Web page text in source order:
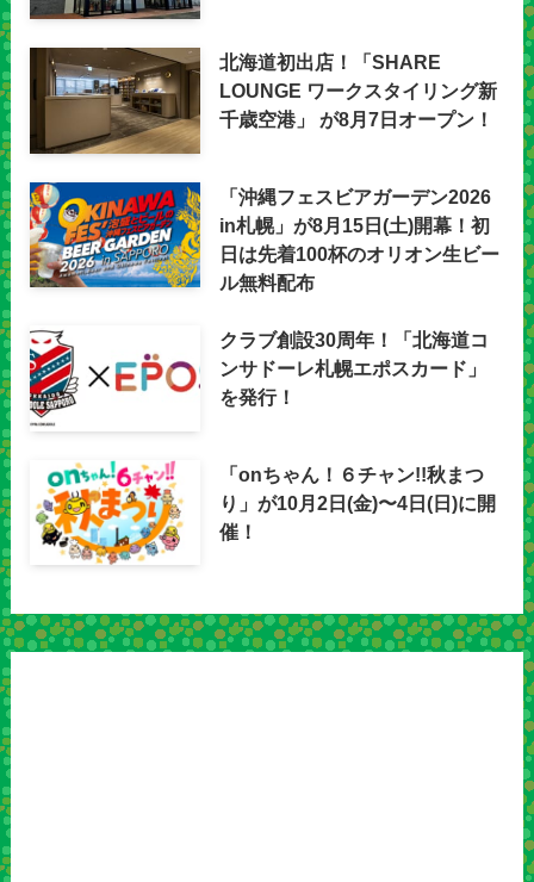
北海道初出店！「SHARE
LOUNGE ワークスタイリング新
千歳空港」 が8月7日オープン！
「沖縄フェスビアガーデン2026
in札幌」が8月15日(土)開幕！初
日は先着100杯のオリオン生ビー
ル無料配布
クラブ創設30周年！「北海道コ
ンサドーレ札幌エポスカード」
を発行！
「onちゃん！６チャン!!秋まつ
り」が10月2日(金)〜4日(日)に開
催！